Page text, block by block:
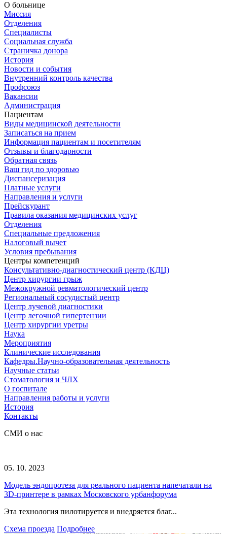
О больнице
Миссия
Отделения
Специалисты
Социальная служба
Страничка донора
История
Новости и события
Внутренний контроль качества
Профсоюз
Вакансии
Администрация
Пациентам
Виды медицинской деятельности
Записаться на прием
Информация пациентам и посетителям
Отзывы и благодарности
Обратная связь
Ваш гид по здоровью
Диспансеризация
Платные услуги
Направления и услуги
Прейскурант
Правила оказания медицинских услуг
Отделения
Специальные предложения
Налоговый вычет
Условия пребывания
Центры компетенций
Консультативно-диагностический центр (КДЦ)
Центр хирургии грыж
Межокружной ревматологический центр
Региональный сосудистый центр
Центр лучевой диагностики
Центр легочной гипертензии
Центр хирургии уретры
Наука
Мероприятия
Клинические исследования
Кафедры.Научно-образовательная деятельность
Научные статьи
Стоматология и ЧЛХ
О госпитале
Направления работы и услуги
История
Контакты
СМИ о нас
05. 10. 2023
Модель эндопротеза для реального пациента напечатали на
3D-принтере в рамках Московского урбанфорума
Эта технология пилотируется и внедряется благ...
Схема проезда Подробнее